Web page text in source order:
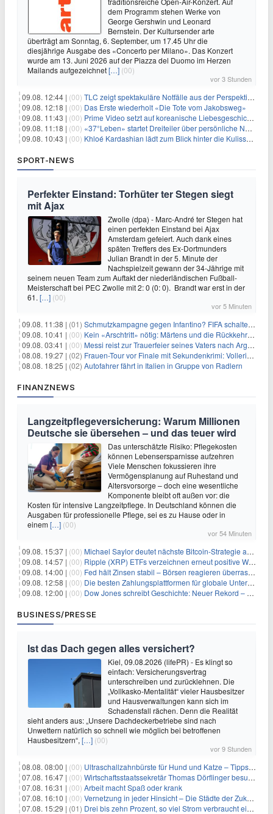
dem Programm stehen Werke von
George Gershwin und Leonard
Bernstein. Der Kultursender arte
überträgt am Sonntag, 6. September, um 17.45 Uhr die
diesjährige Ausgabe des «Concerto per Milano». Das Konzert
wurde am 13. Juni 2026 auf der Piazza del Duomo im Herzen
Mailands aufgezeichnet[…] (00)
vor 3 Stunden
09.08. 12:44 | (00) TLC zeigt spektakuläre Notfälle aus der Perspektive der Patienten
09.08. 12:18 | (00) Das Erste wiederholt «Die Tote vom Jakobsweg»
09.08. 11:43 | (00) Prime Video setzt auf koreanische Liebesgeschichte
09.08. 11:18 | (00) «37°Leben» startet Dreiteiler über persönliche Neuanfänge
09.08. 10:43 | (00) Khloé Kardashian lädt zum Blick hinter die Kulissen ihres Freundeskreises
SPORT-NEWS
Perfekter Einstand: Torhüter ter Stegen siegt
mit Ajax
Zwolle (dpa) - Marc-André ter Stegen hat
einen perfekten Einstand bei Ajax
Amsterdam gefeiert. Auch dank eines
späten Treffers des Ex-Dortmunders
Julian Brandt in der 5. Minute der
Nachspielzeit gewann der 34-Jährige mit
seinem neuen Team zum Auftakt der niederländischen Fußball-
Meisterschaft bei PEC Zwolle mit 2: 0 (0: 0). Brandt war erst in der
61. […] (00)
vor 5 Minuten
09.08. 11:38 | (01) Schmutzkampagne gegen Infantino? FIFA schaltet auf Angriff
09.08. 10:41 | (00) Kein «Arschtritt» nötig: Märtens und die Rückkehr nach Paris
09.08. 03:41 | (00) Messi reist zur Trauerfeier seines Vaters nach Argentinien
08.08. 19:27 | (02) Frauen-Tour vor Finale mit Sekundenkrimi: Vollering in Gelb
08.08. 18:25 | (02) Autofahrer fährt in Italien in Gruppe von Radlern
FINANZNEWS
Langzeitpflegeversicherung: Warum Millionen
Deutsche sie übersehen – und das teuer wird
Das unterschätzte Risiko: Pflegekosten
können Lebensersparnisse aufzehren
Viele Menschen fokussieren ihre
Vermögensplanung auf Ruhestand und
Altersvorsorge – doch eine wesentliche
Komponente bleibt oft außen vor: die
Kosten für intensive Langzeitpflege. In Deutschland können die
Ausgaben für professionelle Pflege, sei es zu Hause oder in
einem[…] (00)
vor 54 Minuten
09.08. 15:37 | (00) Michael Saylor deutet nächste Bitcoin-Strategie an: Analysten erwarten weiteren Verkauf
09.08. 14:57 | (00) Ripple (XRP) ETFs verzeichnen erneut positive Woche, doch neue Bedenken tauchen auf
09.08. 14:00 | (00) Fed hält Zinsen stabil – Börsen reagieren überraschend volatil
09.08. 12:58 | (00) Die besten Zahlungsplattformen für globale Unternehmen im Jahr 2026
09.08. 12:00 | (00) Dow Jones schreibt Geschichte: Neuer Rekord – und Amazon knackt die nächste Billionen-Marke
BUSINESS/PRESSE
Ist das Dach gegen alles versichert?
Kiel, 09.08.2026 (lifePR) - Es klingt so
einfach: Versicherungsvertrag
unterschreiben und zurücklehnen. Die
„Vollkasko-Mentalität“ vieler Hausbesitzer
und Hausverwaltungen kann sich im
Schadensfall rächen. Denn die Realität
sieht anders aus: „Unsere Dachdeckerbetriebe sind nach
Unwettern natürlich so schnell wie möglich bei betroffenen
Hausbesitzern“, […] (00)
vor 9 Stunden
08.08. 08:00 | (00) Ultraschallzahnbürste für Hund und Katze – Tipps zur erfolgreichen Eingewöhnung
07.08. 16:47 | (00) Wirtschaftsstaatssekretär Thomas Dörflinger besucht Handwerksbetrieb im Kammerbezirk Freiburg
07.08. 16:31 | (00) Arbeit macht Spaß oder krank
07.08. 16:10 | (00) Vernetzung in jeder Hinsicht – Die Städte der Zukunft sind grün-blau
07.08. 15:29 | (01) Drei bis zehn Prozent, so viel Strom verbraucht ein Aufzug im Gebäude